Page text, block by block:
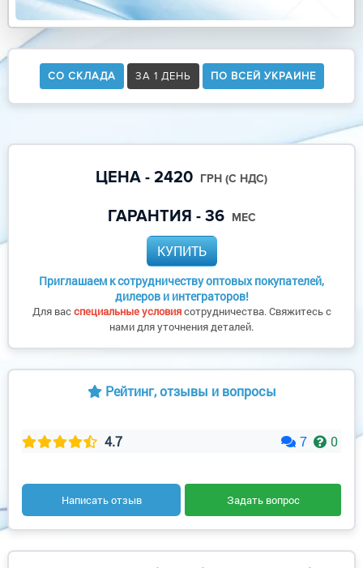
СО СКЛАДА ЗА 1 ДЕНЬ ПО ВСЕЙ УКРАИНЕ
ЦЕНА - 2420 ГРН (С НДС)
ГАРАНТИЯ - 36 МЕС
КУПИТЬ
Приглашаем к сотрудничеству оптовых покупателей,
дилеров и интеграторов!
Для васспециальные условиясотрудничества. Свяжитесь с
нами для уточнения деталей.
Рейтинг, отзывы и вопросы
4.7 7 0
Написать отзыв Задать вопрос